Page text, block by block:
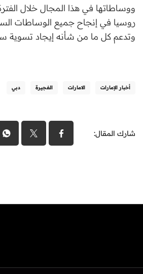
ووساطاتها في هذا المجال خلال
روسيا في إنجاح جميع الوساطات
وتدعم كل ما من شأنه إيجاد تسوية
أخبار الإمارات الامارات الفجيرة دبي
شارك المقال: